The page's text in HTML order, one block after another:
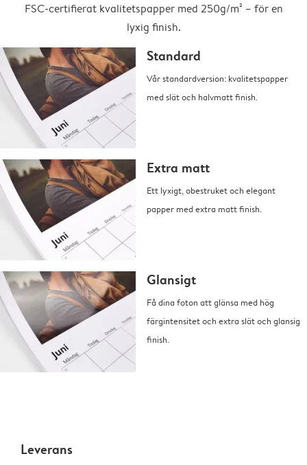
FSC-certifierat kvalitetspapper med 250g/m² – för en
lyxig finish.
Standard
Vår standardversion: kvalitetspapper
med slät och halvmatt finish.
Extra matt
Ett lyxigt, obestruket och elegant
papper med extra matt finish.
Glansigt
Få dina foton att glänsa med hög
färgintensitet och extra slät och glansig
finish.
Leverans